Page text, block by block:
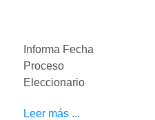
Informa Fecha
Proceso
Eleccionario
Leer más ...